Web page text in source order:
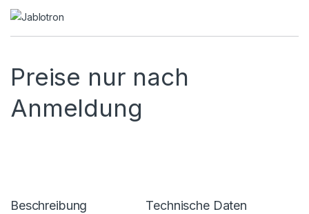
Preise nur nach
Anmeldung
Beschreibung Technische Daten